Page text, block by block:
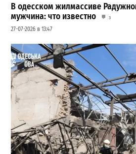
В одесском жилмассиве
мужчина: что известно
3
27-07-2026 в 13:47